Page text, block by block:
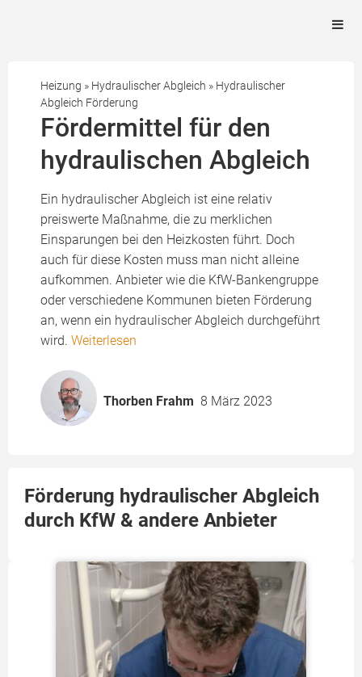
Heizung » Hydraulischer Abgleich » Hydraulischer
Abgleich Förderung
Fördermittel für den
hydraulischen Abgleich
Ein hydraulischer Abgleich ist eine relativ
preiswerte Maßnahme, die zu merklichen
Einsparungen bei den Heizkosten führt. Doch
auch für diese Kosten muss man nicht alleine
aufkommen. Anbieter wie die KfW-Bankengruppe
oder verschiedene Kommunen bieten Förderung
an, wenn ein hydraulischer Abgleich durchgeführt
wird. Weiterlesen
Thorben Frahm 8 März 2023
Förderung hydraulischer Abgleich
durch KfW & andere Anbieter